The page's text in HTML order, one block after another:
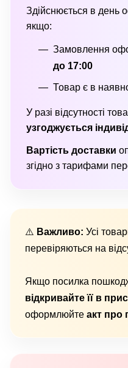
Здійснюється в день
якщо:
Замовлення
до 17:00
Товар є в
У разі відсутності
узгоджується
Вартість доставки
згідно з тарифами
⚠️ Важливо: Усі
перевіряються на
Якщо посилка
відкривайте її в
оформлюйте акт про